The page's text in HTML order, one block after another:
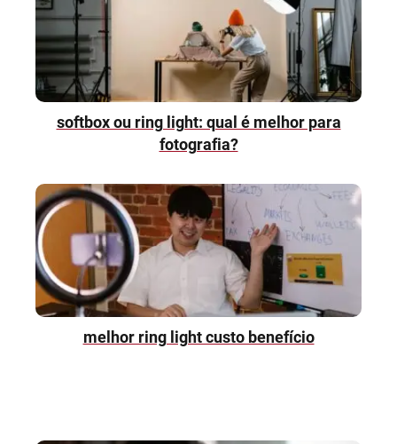
softbox ou ring light: qual é melhor para
fotografia?
melhor ring light custo benefício